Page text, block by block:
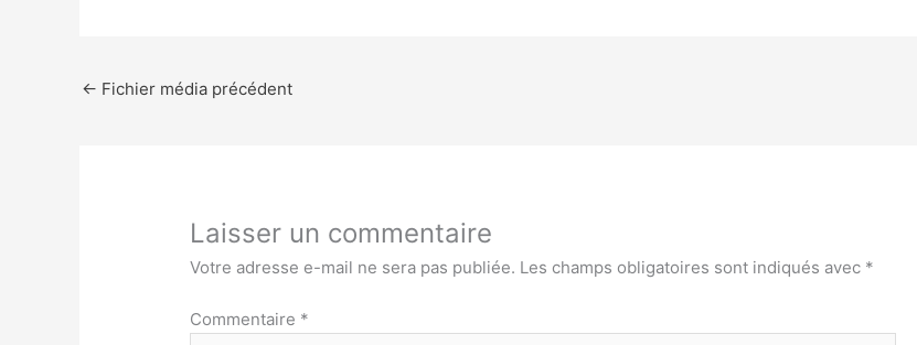
← Fichier média précédent
Laisser un commentaire
Votre adresse e-mail ne sera pas publiée. Les champs obligatoires sont indiqués avec *
Commentaire *